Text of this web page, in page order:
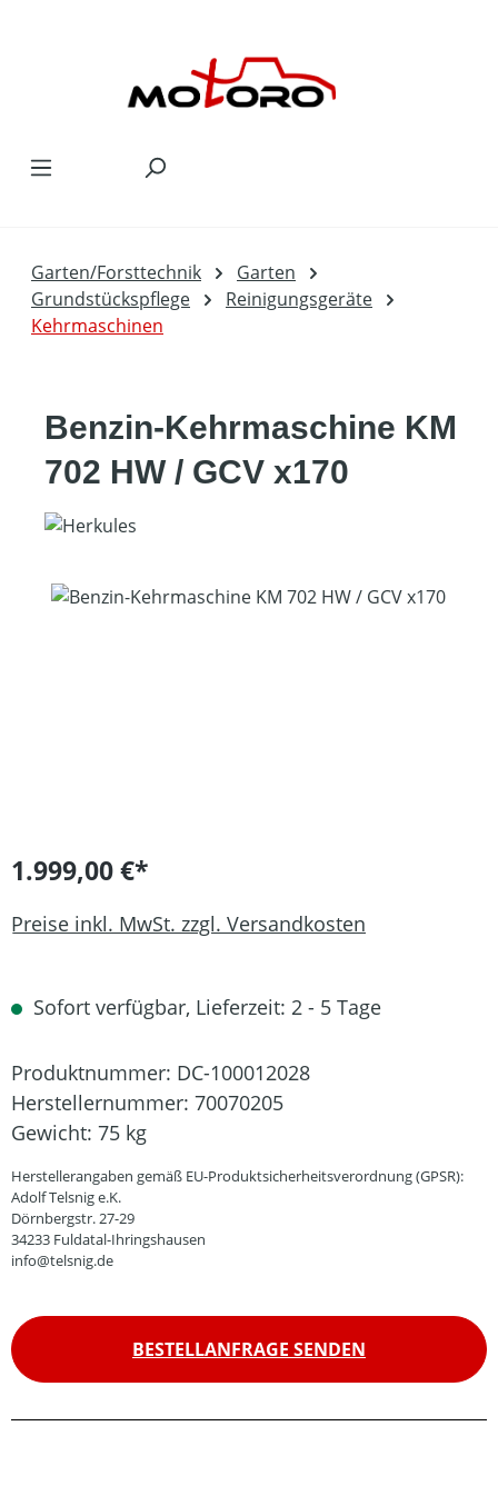
Garten/Forsttechnik
Garten
Grundstückspflege
Reinigungsgeräte
Kehrmaschinen
Benzin-Kehrmaschine KM
702 HW / GCV x170
Bildergalerie überspringen
1.999,00 €*
Preise inkl. MwSt. zzgl. Versandkosten
Sofort verfügbar, Lieferzeit: 2 - 5 Tage
Produktnummer: DC-100012028
Herstellernummer: 70070205
Gewicht: 75 kg
Herstellerangaben gemäß EU-Produktsicherheitsverordnung (GPSR):
Adolf Telsnig e.K.
Dörnbergstr. 27-29
34233 Fuldatal-Ihringshausen
info@telsnig.de
BESTELLANFRAGE SENDEN